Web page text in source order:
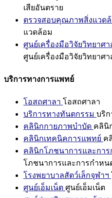
เสียอันตราย
ตรวจสอบคุณภาพสิ่งแวด
แวดล้อม
ศูนย์เครื่องมือวิจัยวิทยาศา
ศูนย์เครื่องมือวิจัยวิทยาศา
บริการทางการแพทย์
โอสถศาลา โอสถศาลา
บริการทางทันตกรรม บริก
คลินิกกายภาพบำบัด คลินิ
คลินิกเทคนิคการแพทย์ ค
คลินิกโภชนาการและกา
โภชนาการและการกำหน
โรงพยาบาลสัตว์เล็กจุฬาฯ
ศูนย์เอ็มเน็ต ศูนย์เอ็มเน็ต